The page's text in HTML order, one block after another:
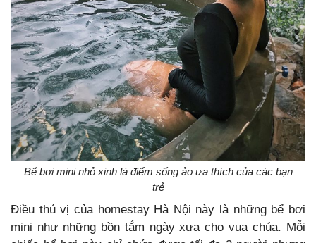
Bể bơi mini nhỏ xinh là điểm sống ảo ưa thích của các bạn
trẻ
Điều thú vị của homestay Hà Nội này là những bể bơi
mini như những bồn tắm ngày xưa cho vua chúa. Mỗi